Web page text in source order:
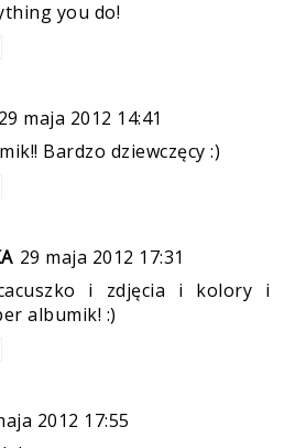
you do!
29 maja 2012 14:41
Bardzo dziewczęcy :)
29 maja 2012 17:31
i zdjęcia i kolory i
albumik! :)
2012 17:55